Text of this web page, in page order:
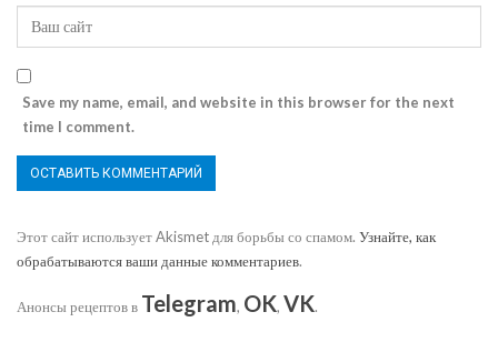
Save my name, email, and website in this browser for the next
time I comment.
Этот сайт использует Akismet для борьбы со спамом. Узнайте, как
обрабатываются ваши данные комментариев.
Анонсы рецептов в Telegram, OK, VK.